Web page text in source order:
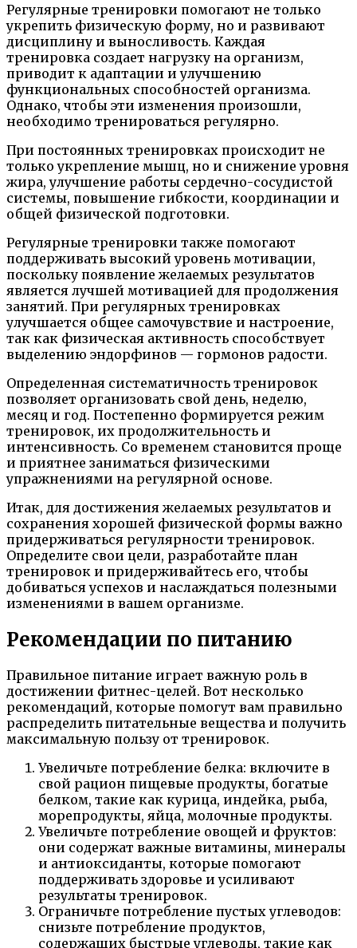
Регулярные тренировки помогают не только
укрепить физическую форму, но и развивают
дисциплину и выносливость. Каждая
тренировка создает нагрузку на организм,
приводит к адаптации и улучшению
функциональных способностей организма.
Однако, чтобы эти изменения произошли,
необходимо тренироваться регулярно.
При постоянных тренировках происходит не
только укрепление мышц, но и снижение уровня
жира, улучшение работы сердечно-сосудистой
системы, повышение гибкости, координации и
общей физической подготовки.
Регулярные тренировки также помогают
поддерживать высокий уровень мотивации,
поскольку появление желаемых результатов
является лучшей мотивацией для продолжения
занятий. При регулярных тренировках
улучшается общее самочувствие и настроение,
так как физическая активность способствует
выделению эндорфинов — гормонов радости.
Определенная систематичность тренировок
позволяет организовать свой день, неделю,
месяц и год. Постепенно формируется режим
тренировок, их продолжительность и
интенсивность. Со временем становится проще
и приятнее заниматься физическими
упражнениями на регулярной основе.
Итак, для достижения желаемых результатов и
сохранения хорошей физической формы важно
придерживаться регулярности тренировок.
Определите свои цели, разработайте план
тренировок и придерживайтесь его, чтобы
добиваться успехов и наслаждаться полезными
изменениями в вашем организме.
Рекомендации по питанию
Правильное питание играет важную роль в
достижении фитнес-целей. Вот несколько
рекомендаций, которые помогут вам правильно
распределить питательные вещества и получить
максимальную пользу от тренировок.
Увеличьте потребление белка: включите в
свой рацион пищевые продукты, богатые
белком, такие как курица, индейка, рыба,
морепродукты, яйца, молочные продукты.
Увеличьте потребление овощей и фруктов:
они содержат важные витамины, минералы
и антиоксиданты, которые помогают
поддерживать здоровье и усиливают
результаты тренировок.
Ограничьте потребление пустых углеводов:
снизьте потребление продуктов,
содержащих быстрые углеводы, такие как